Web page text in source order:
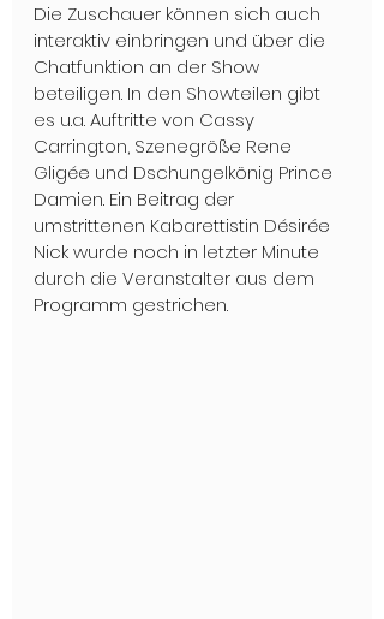
Die Zuschauer können sich auch
interaktiv einbringen und über die
Chatfunktion an der Show
beteiligen. In den Showteilen gibt
es u.a. Auftritte von Cassy
Carrington, Szenegröße Rene
Gligée und Dschungelkönig Prince
Damien. Ein Beitrag der
umstrittenen Kabarettistin Désirée
Nick wurde noch in letzter Minute
durch die Veranstalter aus dem
Programm gestrichen.